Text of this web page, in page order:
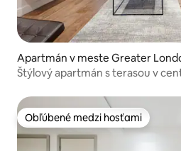
Apartmán v meste Greater
Štýlový apartmán s terasou v
Obľúbené medzi hosťami
Obľúbené medzi hosťami